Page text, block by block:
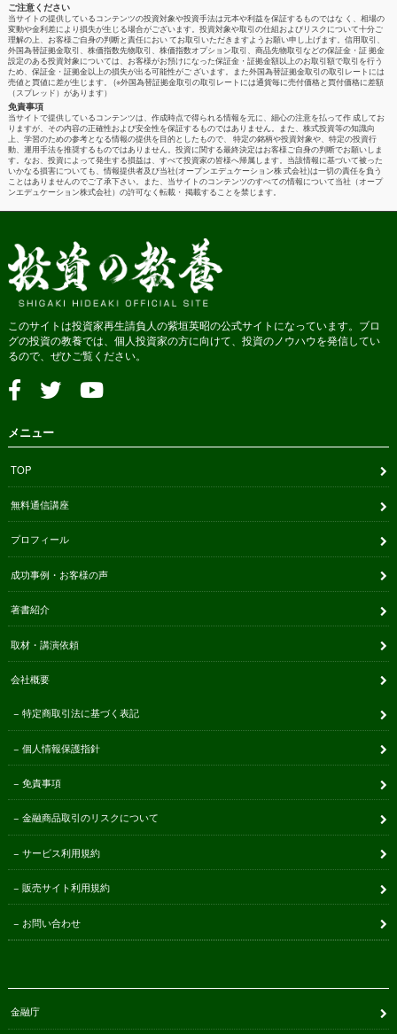
ご注意ください
当サイトの提供しているコンテンツの投資対象や投資手法は元本や利益を保証するものではな く、相場の
変動や金利差により損失が生じる場合がございます。投資対象や取引の仕組およびリスクについて十分ご
理解の上、お客様ご自身の判断と責任におい てお取引いただきますようお願い申し上げます。信用取引、
外国為替証拠金取引、株価指数先物取引、株価指数オプション取引、商品先物取引などの保証金・証 拠金
設定のある投資対象については、お客様がお預けになった保証金・証拠金額以上のお取引額で取引を行う
ため、保証金・証拠金以上の損失が出る可能性がご ざいます。また外国為替証拠金取引の取引レートには
売値と買値に差が生じます。 (※外国為替証拠金取引の取引レートには通貨毎に売付価格と買付価格に差額
（スプレッド）があります）
免責事項
当サイトで提供しているコンテンツは、作成時点で得られる情報を元に、細心の注意を払って作 成してお
りますが、その内容の正確性および安全性を保証するものではありません。また、株式投資等の知識向
上、学習のための参考となる情報の提供を目的としたもので、 特定の銘柄や投資対象や、特定の投資行
動、運用手法を推奨するものではありません。投資に関する最終決定はお客様ご自身の判断でお願いしま
す。なお、投資によって発生する損益は、すべて投資家の皆様へ帰属します。当該情報に基づいて被った
いかなる損害についても、情報提供者及び当社(オープンエデュケーション株 式会社)は一切の責任を負う
ことはありませんのでご了承下さい。また、当サイトのコンテンツのすべての情報について当社（オープ
ンエデュケーション株式会社）の許可なく転載・ 掲載することを禁じます。
このサイトは投資家再生請負人の紫垣英昭の公式サイトになっています。ブロ
グの投資の教養では、個人投資家の方に向けて、投資のノウハウを発信してい
るので、ぜひご覧ください。
メニュー
TOP
無料通信講座
プロフィール
成功事例・お客様の声
著書紹介
取材・講演依頼
会社概要
特定商取引法に基づく表記
個人情報保護指針
免責事項
金融商品取引のリスクについて
サービス利用規約
販売サイト利用規約
お問い合わせ
金融庁